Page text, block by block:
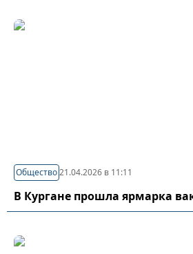
Общество21.04.2026 в 11:11
В Кургане прошла ярмарка